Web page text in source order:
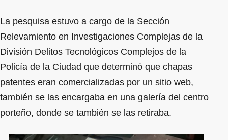
La pesquisa estuvo a cargo de la Sección
Relevamiento en Investigaciones Complejas de la
División Delitos Tecnológicos Complejos de la
Policía de la Ciudad que determinó que chapas
patentes eran comercializadas por un sitio web,
también se las encargaba en una galería del centro
porteño, donde se también se las retiraba.